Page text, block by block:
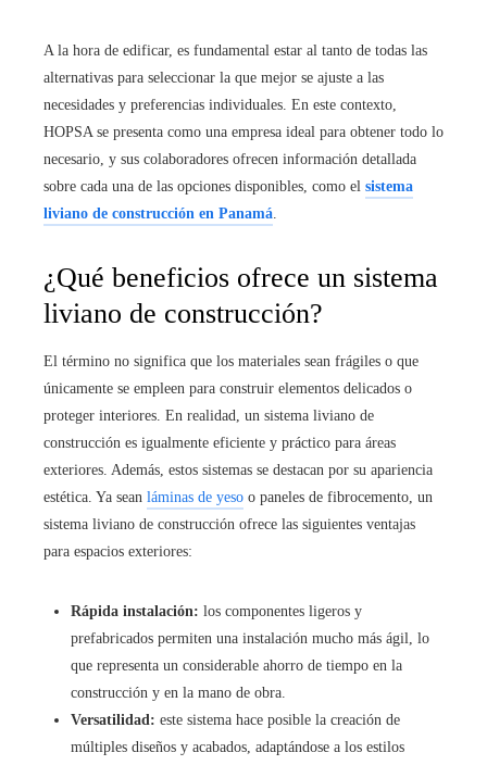
A la hora de edificar, es fundamental estar al tanto de todas las
alternativas para seleccionar la que mejor se ajuste a las
necesidades y preferencias individuales. En este contexto,
HOPSA se presenta como una empresa ideal para obtener todo lo
necesario, y sus colaboradores ofrecen información detallada
sobre cada una de las opciones disponibles, como el sistema
liviano de construcción en Panamá.
¿Qué beneficios ofrece un sistema
liviano de construcción?
El término no significa que los materiales sean frágiles o que
únicamente se empleen para construir elementos delicados o
proteger interiores. En realidad, un sistema liviano de
construcción es igualmente eficiente y práctico para áreas
exteriores. Además, estos sistemas se destacan por su apariencia
estética. Ya sean láminas de yeso o paneles de fibrocemento, un
sistema liviano de construcción ofrece las siguientes ventajas
para espacios exteriores:
Rápida instalación: los componentes ligeros y
prefabricados permiten una instalación mucho más ágil, lo
que representa un considerable ahorro de tiempo en la
construcción y en la mano de obra.
Versatilidad: este sistema hace posible la creación de
múltiples diseños y acabados, adaptándose a los estilos